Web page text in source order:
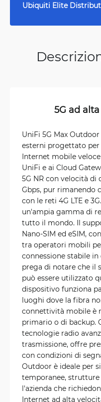
Ubiquiti Elite
5G ad
UniFi 5G Max
esterni progettato
Internet mobile
UniFi e ai Cloud
5G NR con velocità di
Gbps, pur rimanendo
con le reti 4G LTE e
un'ampia gamma di
tutto il mondo. Il
Nano-SIM ed eSIM,
tra operatori mobili
connessione stabile
prega di notare che il
può essere utilizzato
dispositivo funziona
luoghi dove la fibra
connettività mobile è
primario o di backup.
tecnologie radio
trasmissione, offre
con condizioni di
Outdoor è ideale per
temporanee,
l'azienda che
Internet ad alta